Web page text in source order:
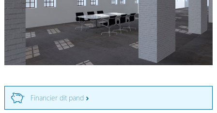
Financier dit pand